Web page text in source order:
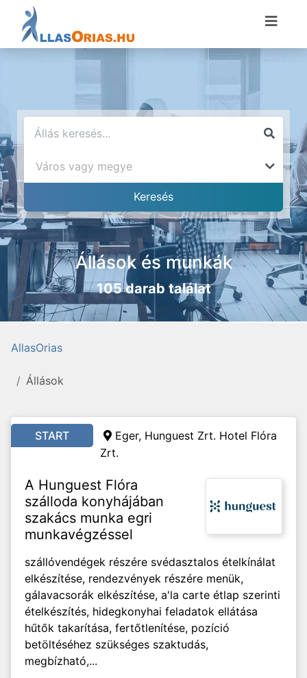
Állások és munkák
105 darab találat
AllasOrias
Állások
START
Eger, Hunguest Zrt. Hotel Flóra
Zrt.
A Hunguest Flóra
szálloda konyhájában
szakács munka egri
munkavégzéssel
szállóvendégek részére svédasztalos ételkínálat
elkészítése, rendezvények részére menük,
gálavacsorák elkészítése, a'la carte étlap szerinti
ételkészítés, hidegkonyhai feladatok ellátása
hűtők takarítása, fertőtlenítése, pozíció
betöltéséhez szükséges szaktudás,
megbízható,...